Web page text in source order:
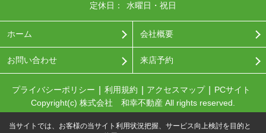
定休日：
水曜日・祝日
ホーム 会社概要
お問い合わせ 来店予約
プライバシーポリシー 利用規約 アクセスマップ
PCサイト
Copyright(c) 株式会社 和幸不動産 All rights reserved.
当サイトでは、お客様の当サイト利用状況把握、サービス向上検討を目的と